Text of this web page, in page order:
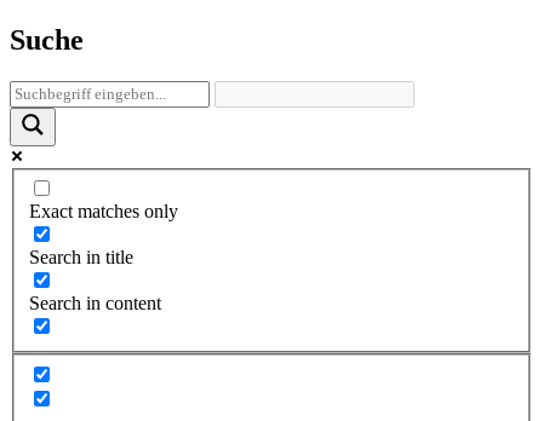
Suche
Exact matches only
Search in title
Search in content